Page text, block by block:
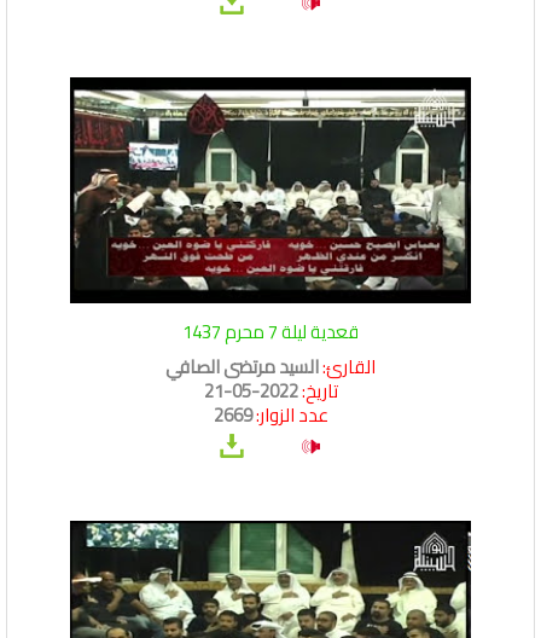
قعدية ليلة 7 محرم 1437
القارئ:السيد مرتضى الصافي
تاريخ:2022-05-21
عدد الزوار:2669